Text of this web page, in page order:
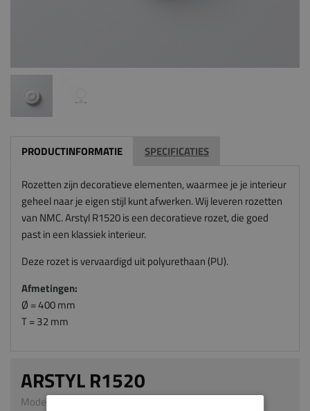
PRODUCTINFORMATIE SPECIFICATIES
Rozetten zijn decoratieve elementen, waarmee je je interieur
geheel naar je eigen stijl kunt afwerken. Wij leveren rozetten
van NMC. Arstyl R1520 is een decoratieve rozet, die goed
past in een klassiek interieur.
Deze rozet is vervaardigd uit polyurethaan (PU).
Afmetingen:
Ø = 400 mm
T = 32 mm
ARSTYL R1520
Model AS45 | 32 x 400 mm | PU